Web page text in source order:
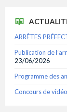
ARRÊTES
Publication de
23/06/2026
Programme des
Concours de